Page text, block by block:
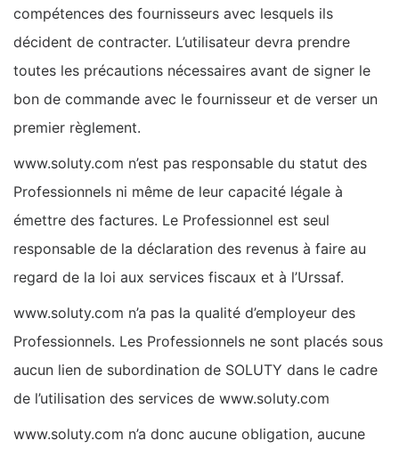
compétences des fournisseurs avec lesquels ils
décident de contracter. L’utilisateur devra prendre
toutes les précautions nécessaires avant de signer le
bon de commande avec le fournisseur et de verser un
premier règlement.
www.soluty.com n’est pas responsable du statut des
Professionnels ni même de leur capacité légale à
émettre des factures. Le Professionnel est seul
responsable de la déclaration des revenus à faire au
regard de la loi aux services fiscaux et à l’Urssaf.
www.soluty.com n’a pas la qualité d’employeur des
Professionnels. Les Professionnels ne sont placés sous
aucun lien de subordination de SOLUTY dans le cadre
de l’utilisation des services de www.soluty.com
www.soluty.com n’a donc aucune obligation, aucune